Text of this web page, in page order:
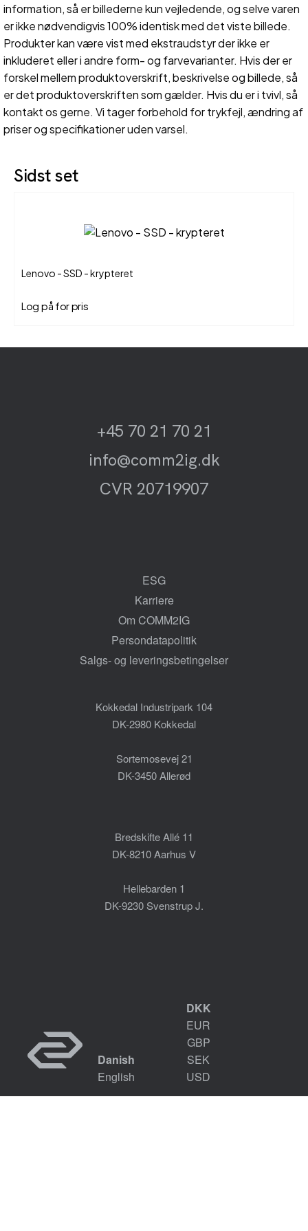
information, så er billederne kun vejledende, og selve varen
er ikke nødvendigvis 100% identisk med det viste billede.
Produkter kan være vist med ekstraudstyr der ikke er
inkluderet eller i andre form- og farvevarianter. Hvis der er
forskel mellem produktoverskrift, beskrivelse og billede, så
er det produktoverskriften som gælder. Hvis du er i tvivl, så
kontakt os gerne. Vi tager forbehold for trykfejl, ændring af
priser og specifikationer uden varsel.
Sidst set
Lenovo - SSD - krypteret
Log på for pris
+45 70 21 70 21
info@comm2ig.dk
CVR 20719907
ESG
Karriere
Om COMM2IG
Persondatapolitik
Salgs- og leveringsbetingelser
Kokkedal Industripark 104
DK-2980 Kokkedal
Sortemosevej 21
DK-3450 Allerød
Bredskifte Allé 11
DK-8210 Aarhus V
Hellebarden 1
DK-9230 Svenstrup J.
Danish
English
DKK
EUR
GBP
SEK
USD